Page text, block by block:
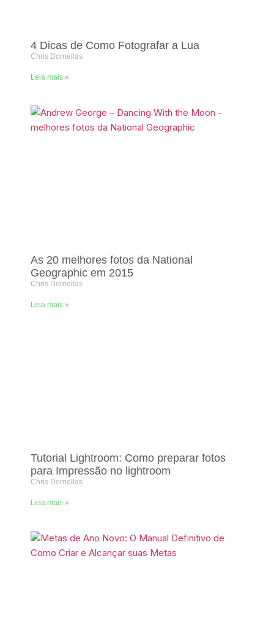
4 Dicas de Como Fotografar a Lua
Chris Dornellas
Leia mais »
As 20 melhores fotos da National
Geographic em 2015
Chris Dornellas
Leia mais »
Tutorial Lightroom: Como preparar fotos
para Impressão no lightroom
Chris Dornellas
Leia mais »